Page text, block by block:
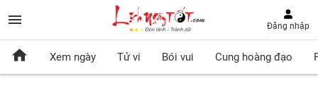
Đăng nhập
Xem ngày Tử vi Bói vui Cung hoàng đạo